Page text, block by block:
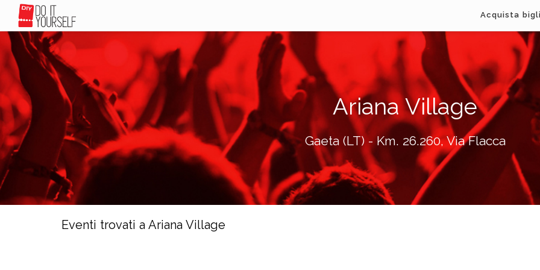
Acquista
Ariana Village
Gaeta (LT) - Km. 26.260, Via Flacca
Eventi trovati a Ariana Village